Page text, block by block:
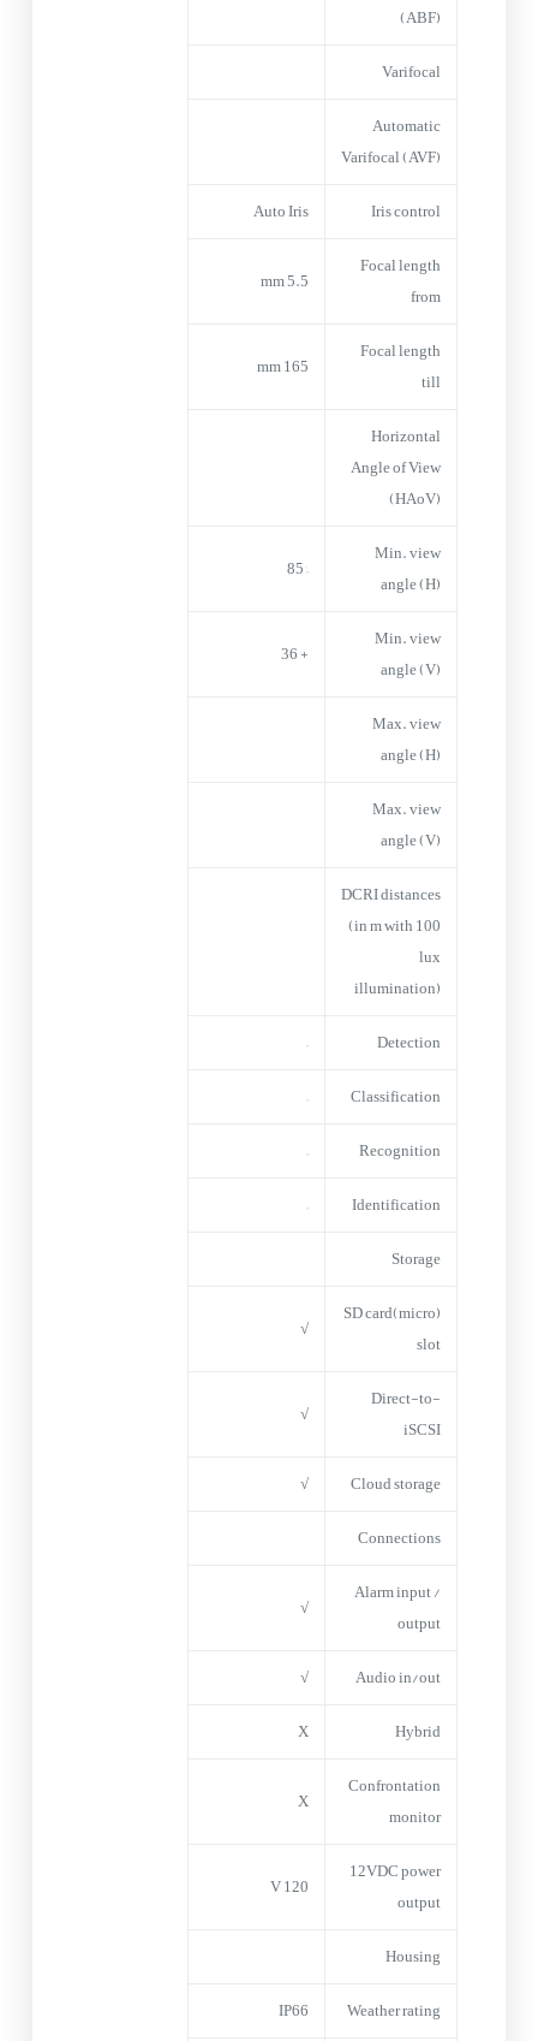
(ABF)
Varifocal
Automatic
Varifocal (AVF)
Iris control
Auto Iris
Focal length
from
5.5 mm
Focal length
till
165 mm
Horizontal
Angle of View
(HAoV)
Min. view
angle (H)
–85°
Min. view
angle (V)
+36°
Max. view
angle (H)
Max. view
angle (V)
DCRI distances
(in m with 100
lux
illumination)
Detection
–
Classification
–
Recognition
–
Identification
–
Storage
(micro)SD card
slot
√
Direct-to-
iSCSI
√
Cloud storage
√
Connections
Alarm input /
output
√
Audio in/out
√
Hybrid
X
Confrontation
monitor
X
12VDC power
output
120 V
Housing
Weather rating
IP66